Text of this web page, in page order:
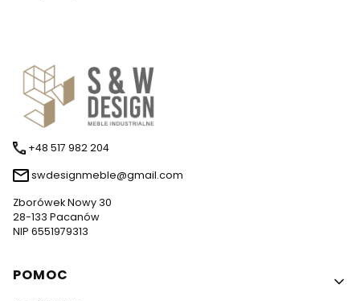
+48 517 982 204
swdesignmeble@gmail.com
Zborówek Nowy 30
28-133 Pacanów
NIP 6551979313
Linki w stopce
POMOC